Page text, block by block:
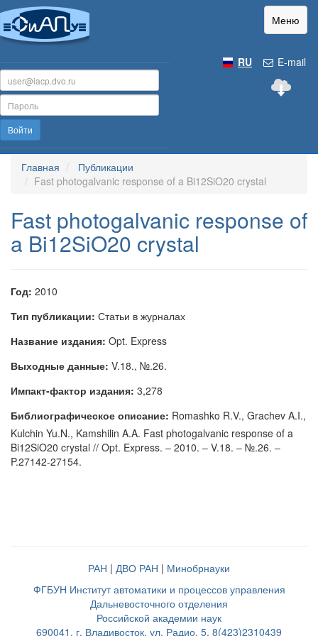
Меню
E-mail
RU
Войти
Главная
Публикации
Fast photogalvanic response of a Bi12SiO20 crystal
Fast photogalvanic response of
a Bi12SiO20 crystal
Год: 2010
Тип публикации: Статьи в журналах
Название издания: Opt. Express
Выходные данные: V.18., №.26.
Импакт-фактор издания: 3,278
Библиографическое описание: Romashko R.V., Grachev A.I.,
Kulchin Yu.N., Kamshilin A.A. Fast photogalvanic response of a
Bi12SiO20 crystal // Opt. Express. – 2010. – V.18. – №.26. –
P.27142-27154.
РАН | ДВО РАН | Минобрнауки
ФГБУН Институт автоматики и процессов управления
Дальневосточного отделения
Российской академии наук
690041, г. Владивосток, ул. Радио, 5, 8(423)2310439